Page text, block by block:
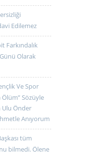
Edilemez
Farkındalık
Olarak
Ve Spor
Ölüm” Sözüyle
Ulu Önder
Anıyorum
tüm
bilmedi. Ölene